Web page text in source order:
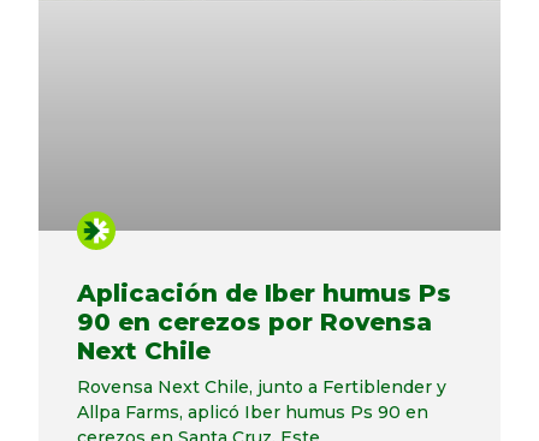
Aplicación de Iber humus Ps
90 en cerezos por Rovensa
Next Chile
Rovensa Next Chile, junto a Fertiblender y
Allpa Farms, aplicó Iber humus Ps 90 en